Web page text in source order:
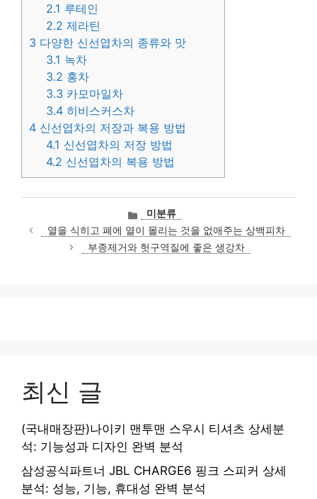
2.1 루테인
2.2 제라틴
3 다양한 신선엽차의 종류와 맛
3.1 녹차
3.2 홍차
3.3 카모마일차
3.4 히비스커스차
4 신선엽차의 저장과 복용 방법
4.1 신선엽차의 저장 방법
4.2 신선엽차의 복용 방법
카
테
고
리
미분류
열을 식히고 폐에 열이 몰리는 것을 없애주는 상백피차
부종제거와 헛구역질에 좋은 생강차
최신 글
(국내매장판)나이키 맨투맨 스우시 티셔츠 상세분
석: 기능성과 디자인 완벽 분석
삼성공식파트너 JBL CHARGE6 핑크 스피커 상세
분석: 성능, 기능, 휴대성 완벽 분석